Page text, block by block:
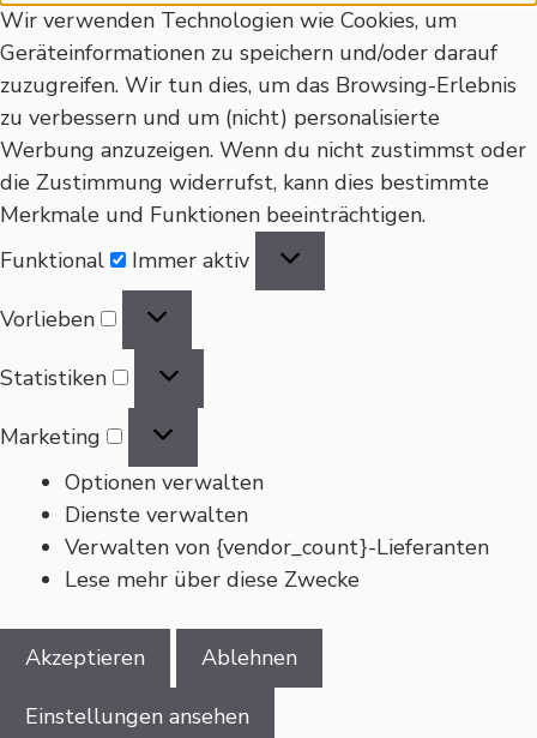
Wir verwenden Technologien wie Cookies, um
Geräteinformationen zu speichern und/oder darauf
zuzugreifen. Wir tun dies, um das Browsing-Erlebnis
zu verbessern und um (nicht) personalisierte
Werbung anzuzeigen. Wenn du nicht zustimmst oder
die Zustimmung widerrufst, kann dies bestimmte
Merkmale und Funktionen beeinträchtigen.
Funktional
Funktional
Immer aktiv
Vorlieben
Statistiken
Marketing
Optionen verwalten
Dienste verwalten
Verwalten von {vendor_count}-Lieferanten
Lese mehr über diese Zwecke
Akzeptieren Ablehnen
Einstellungen ansehen